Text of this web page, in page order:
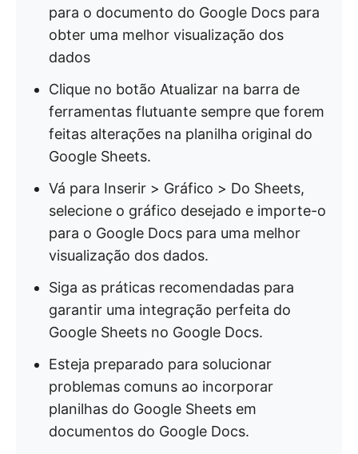
para o documento do Google Docs para
obter uma melhor visualização dos
dados
Clique no botão Atualizar na barra de
ferramentas flutuante sempre que forem
feitas alterações na planilha original do
Google Sheets.
Vá para Inserir > Gráfico > Do Sheets,
selecione o gráfico desejado e importe-o
para o Google Docs para uma melhor
visualização dos dados.
Siga as práticas recomendadas para
garantir uma integração perfeita do
Google Sheets no Google Docs.
Esteja preparado para solucionar
problemas comuns ao incorporar
planilhas do Google Sheets em
documentos do Google Docs.